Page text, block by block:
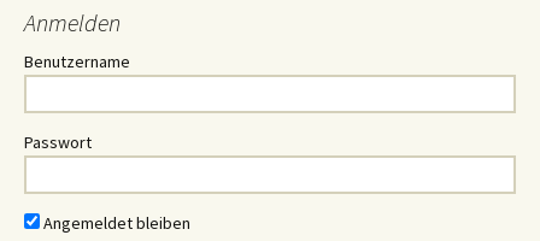
Anmelden
Benutzername
Passwort
Angemeldet bleiben